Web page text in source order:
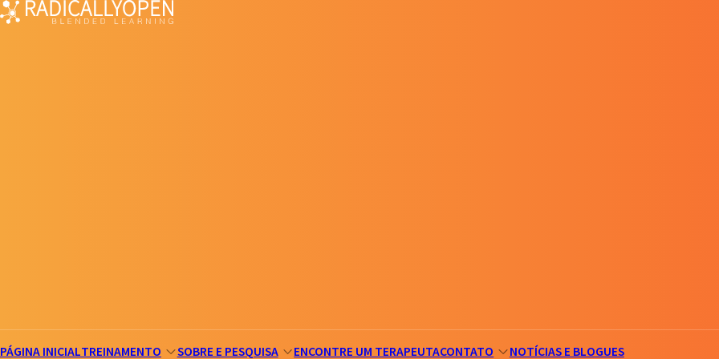
PÁGINA INICIALTREINAMENTO SOBRE E PESQUISA ENCONTRE UM TERAPEUTACONTATO NOTÍCIAS E BLOGUES